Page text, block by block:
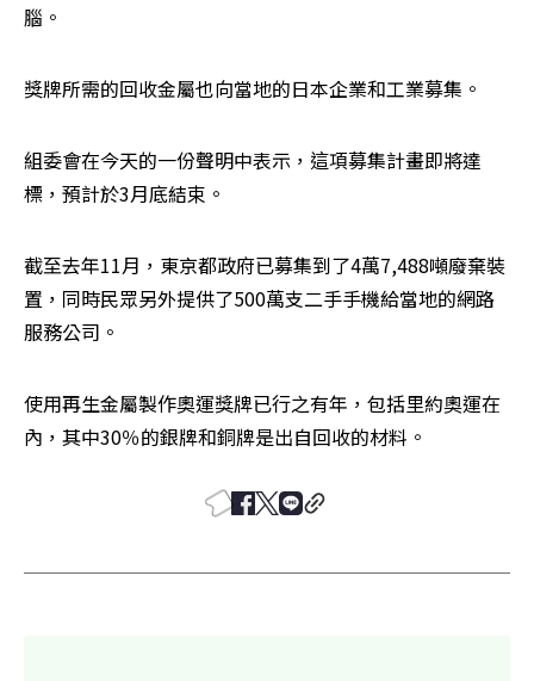
腦。
獎牌所需的回收金屬也向當地的日本企業和工業募集。
組委會在今天的一份聲明中表示，這項募集計畫即將達
標，預計於3月底結束。
截至去年11月，東京都政府已募集到了4萬7,488噸廢棄裝
置，同時民眾另外提供了500萬支二手手機給當地的網路
服務公司。
使用再生金屬製作奧運獎牌已行之有年，包括里約奧運在
內，其中30％的銀牌和銅牌是出自回收的材料。